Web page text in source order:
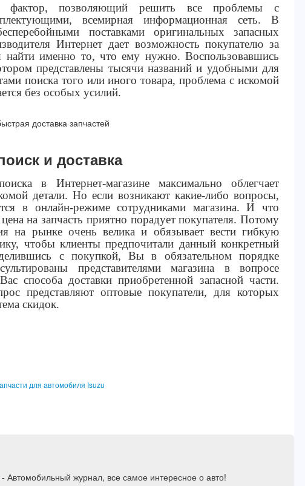
фактор, позволяющий решить все проблемы с
всемирная информационная сеть. В
поставками оригинальных запасных
Интернет дает возможность покупателю за
найти именно то, что ему нужно. Воспользовавшись
представлены тысячи названий и удобными для
поиска того или иного товара, проблема с искомой
без особых усилий.
доставка запчастей
и доставка
в Интернет-магазине максимально облегчает
детали. Но если возникают какие-либо вопросы,
в онлайн-режиме сотрудниками магазина. И что
на запчасть приятно порадует покупателя. Потому
на рынке очень велика и обязывает вести гибкую
чтобы клиенты предпочитали данный конкретный
с покупкой, Вы в обязательном порядке
представителями магазина в вопросе
способа доставки приобретенной запасной части.
представляют оптовые покупатели, для которых
скидок.
для автомобиля Isuzu
- Автомобильный журнал, все самое интересное о авто!